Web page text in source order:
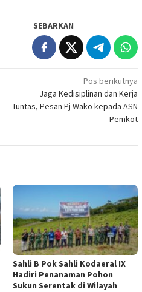
SEBARKAN
Pos berikutnya
Jaga Kedisiplinan dan Kerja
Tuntas, Pesan Pj Wako kepada ASN
Pemkot
Sahli B Pok Sahli Kodaeral IX
Hadiri Penanaman Pohon
Sukun Serentak di Wilayah